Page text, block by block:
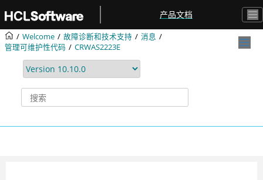
产品文档
Welcome 故障诊断和技术支持
消息
管理可维护性代码
CRWAS2223E